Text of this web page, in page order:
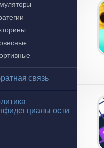
связь